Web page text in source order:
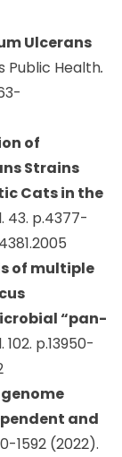
Ulcerans
Public Health.
of
Strains
Cats in the
43. p.4377-
of multiple
“pan-
102. p.13950-
and
1592 (2022).